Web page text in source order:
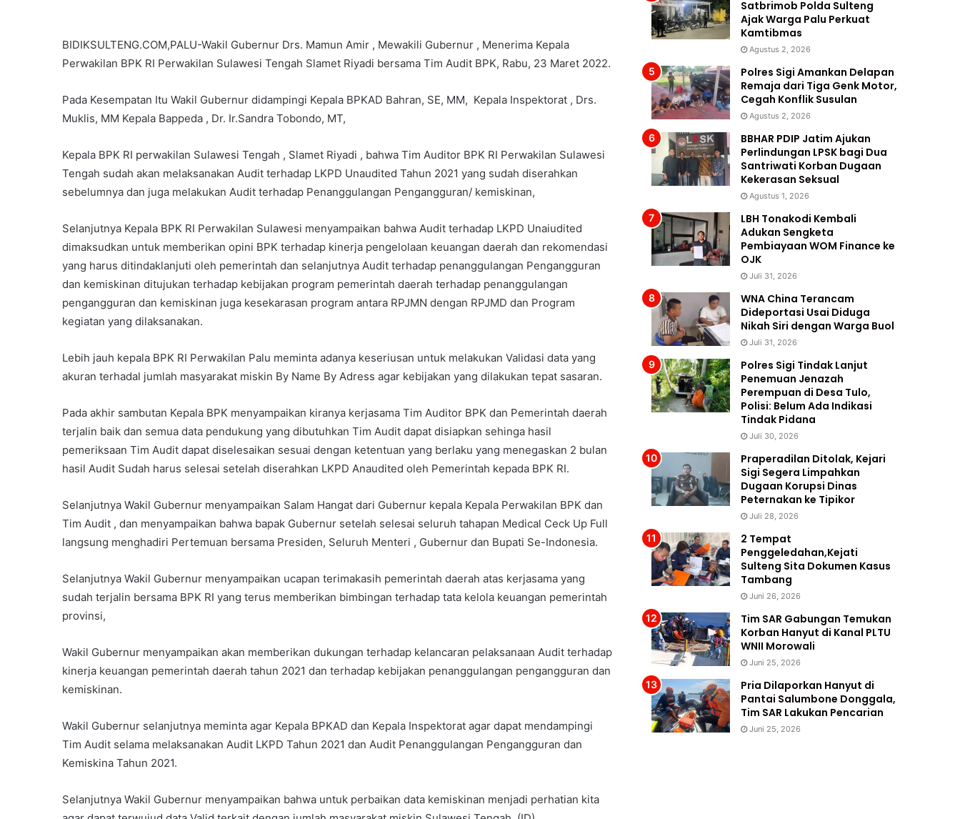
BIDIKSULTENG.COM,PALU-Wakil Gubernur Drs. Mamun Amir , Mewakili Gubernur , Menerima Kepala
Perwakilan BPK RI Perwakilan Sulawesi Tengah Slamet Riyadi bersama Tim Audit BPK, Rabu, 23 Maret 2022.
Pada Kesempatan Itu Wakil Gubernur didampingi Kepala BPKAD Bahran, SE, MM, Kepala Inspektorat , Drs.
Muklis, MM Kepala Bappeda , Dr. Ir.Sandra Tobondo, MT,
Kepala BPK RI perwakilan Sulawesi Tengah , Slamet Riyadi , bahwa Tim Auditor BPK RI Perwakilan Sulawesi
Tengah sudah akan melaksanakan Audit terhadap LKPD Unaudited Tahun 2021 yang sudah diserahkan
sebelumnya dan juga melakukan Audit terhadap Penanggulangan Pengangguran/ kemiskinan,
Selanjutnya Kepala BPK RI Perwakilan Sulawesi menyampaikan bahwa Audit terhadap LKPD Unaiudited
dimaksudkan untuk memberikan opini BPK terhadap kinerja pengelolaan keuangan daerah dan rekomendasi
yang harus ditindaklanjuti oleh pemerintah dan selanjutnya Audit terhadap penanggulangan Pengangguran
dan kemiskinan ditujukan terhadap kebijakan program pemerintah daerah terhadap penanggulangan
pengangguran dan kemiskinan juga kesekarasan program antara RPJMN dengan RPJMD dan Program
kegiatan yang dilaksanakan.
Lebih jauh kepala BPK RI Perwakilan Palu meminta adanya keseriusan untuk melakukan Validasi data yang
akuran terhadal jumlah masyarakat miskin By Name By Adress agar kebijakan yang dilakukan tepat sasaran.
Pada akhir sambutan Kepala BPK menyampaikan kiranya kerjasama Tim Auditor BPK dan Pemerintah daerah
terjalin baik dan semua data pendukung yang dibutuhkan Tim Audit dapat disiapkan sehinga hasil
pemeriksaan Tim Audit dapat diselesaikan sesuai dengan ketentuan yang berlaku yang menegaskan 2 bulan
hasil Audit Sudah harus selesai setelah diserahkan LKPD Anaudited oleh Pemerintah kepada BPK RI.
Selanjutnya Wakil Gubernur menyampaikan Salam Hangat dari Gubernur kepala Kepala Perwakilan BPK dan
Tim Audit , dan menyampaikan bahwa bapak Gubernur setelah selesai seluruh tahapan Medical Ceck Up Full
langsung menghadiri Pertemuan bersama Presiden, Seluruh Menteri , Gubernur dan Bupati Se-Indonesia.
Selanjutnya Wakil Gubernur menyampaikan ucapan terimakasih pemerintah daerah atas kerjasama yang
sudah terjalin bersama BPK RI yang terus memberikan bimbingan terhadap tata kelola keuangan pemerintah
provinsi,
Wakil Gubernur menyampaikan akan memberikan dukungan terhadap kelancaran pelaksanaan Audit terhadap
kinerja keuangan pemerintah daerah tahun 2021 dan terhadap kebijakan penanggulangan pengangguran dan
kemiskinan.
Wakil Gubernur selanjutnya meminta agar Kepala BPKAD dan Kepala Inspektorat agar dapat mendampingi
Tim Audit selama melaksanakan Audit LKPD Tahun 2021 dan Audit Penanggulangan Pengangguran dan
Kemiskina Tahun 2021.
Selanjutnya Wakil Gubernur menyampaikan bahwa untuk perbaikan data kemiskinan menjadi perhatian kita
Satbrimob Polda Sulteng
Ajak Warga Palu Perkuat
Kamtibmas
Agustus 2, 2026
Polres Sigi Amankan Delapan
Remaja dari Tiga Genk Motor,
Cegah Konflik Susulan
Agustus 2, 2026
BBHAR PDIP Jatim Ajukan
Perlindungan LPSK bagi Dua
Santriwati Korban Dugaan
Kekerasan Seksual
Agustus 1, 2026
LBH Tonakodi Kembali
Adukan Sengketa
Pembiayaan WOM Finance ke
OJK
Juli 31, 2026
WNA China Terancam
Dideportasi Usai Diduga
Nikah Siri dengan Warga Buol
Juli 31, 2026
Polres Sigi Tindak Lanjut
Penemuan Jenazah
Perempuan di Desa Tulo,
Polisi: Belum Ada Indikasi
Tindak Pidana
Juli 30, 2026
Praperadilan Ditolak, Kejari
Sigi Segera Limpahkan
Dugaan Korupsi Dinas
Peternakan ke Tipikor
Juli 28, 2026
2 Tempat
Penggeledahan,Kejati
Sulteng Sita Dokumen Kasus
Tambang
Juni 26, 2026
Tim SAR Gabungan Temukan
Korban Hanyut di Kanal PLTU
WNII Morowali
Juni 25, 2026
Pria Dilaporkan Hanyut di
Pantai Salumbone Donggala,
Tim SAR Lakukan Pencarian
Juni 25, 2026